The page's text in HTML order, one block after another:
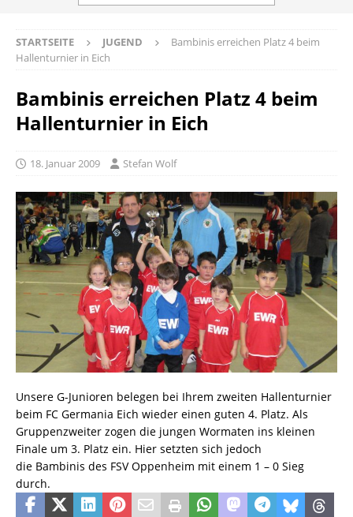
STARTSEITE JUGEND
Bambinis erreichen Platz 4 beim
Hallenturnier in Eich
Bambinis erreichen Platz 4 beim
Hallenturnier in Eich
18. Januar 2009 Stefan Wolf
Unsere G-Junioren belegen bei Ihrem zweiten Hallenturnier
beim FC Germania Eich wieder einen guten 4. Platz. Als
Gruppenzweiter zogen die jungen Wormaten ins kleinen
Finale um 3. Platz ein. Hier setzten sich jedoch
die Bambinis des FSV Oppenheim mit einem 1 – 0 Sieg
durch.